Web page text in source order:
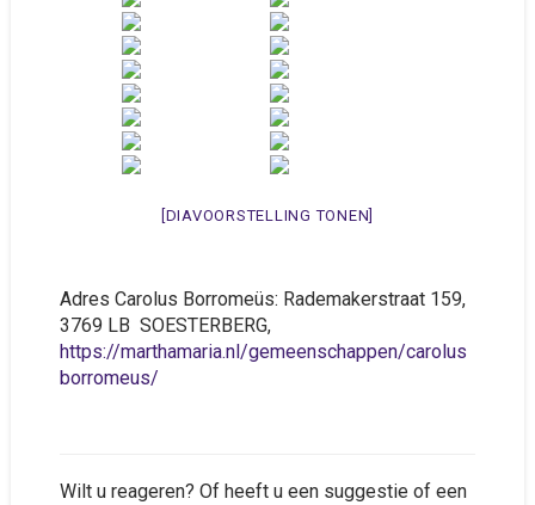
[DIAVOORSTELLING TONEN]
Adres Carolus Borromeüs: Rademakerstraat 159,
3769 LB SOESTERBERG,
https://marthamaria.nl/gemeenschappen/carolus
borromeus/
Wilt u reageren? Of heeft u een suggestie of een